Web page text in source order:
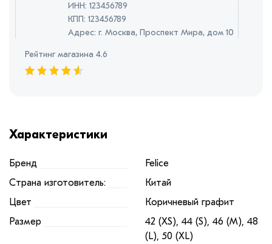
ИНН: 123456789
КПП: 123456789
Адрес: г. Москва, Проспект Мира, дом 10
Рейтинг магазина 4.6
Характеристики
Бренд
Felice
Страна изготовитель:
Китай
Цвет
Коричневый графит
Размер
42 (XS), 44 (S), 46 (M), 48
(L), 50 (XL)